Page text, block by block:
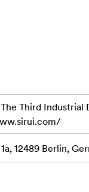
Third
12489 Berlin,